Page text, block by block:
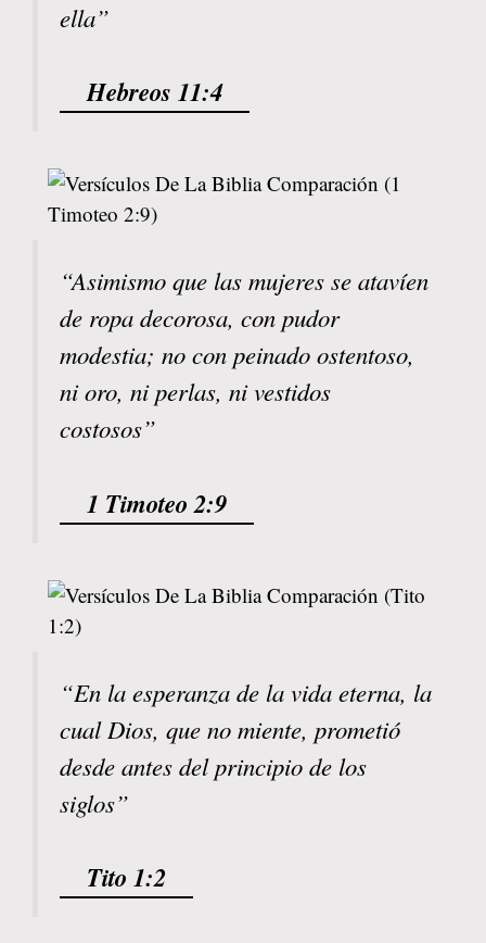
ella”
Hebreos 11:4
“Asimismo que las mujeres se atavíen
de ropa decorosa, con pudor
modestia; no con peinado ostentoso,
ni oro, ni perlas, ni vestidos
costosos”
1 Timoteo 2:9
“En la esperanza de la vida eterna, la
cual Dios, que no miente, prometió
desde antes del principio de los
siglos”
Tito 1:2